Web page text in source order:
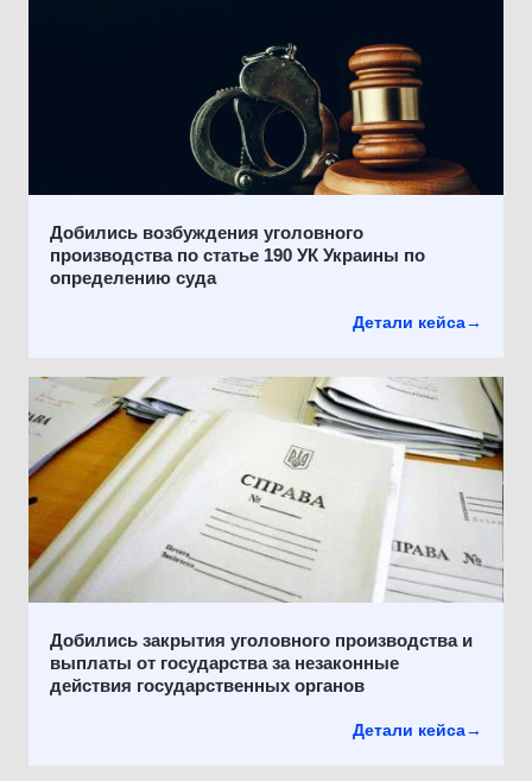
Добились возбуждения уголовного
производства по статье 190 УК Украины по
определению суда
Детали кейса→
Добились закрытия уголовного производства и
выплаты от государства за незаконные
действия государственных органов
Детали кейса→